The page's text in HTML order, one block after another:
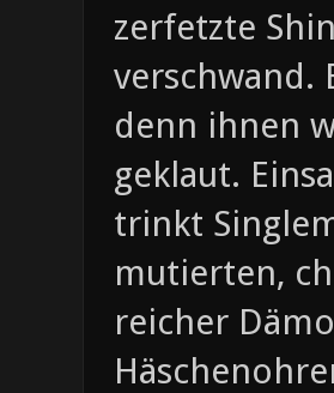
zerfetzte
verschwand.
denn ihnen
geklaut.
trinkt
mutierten,
reicher